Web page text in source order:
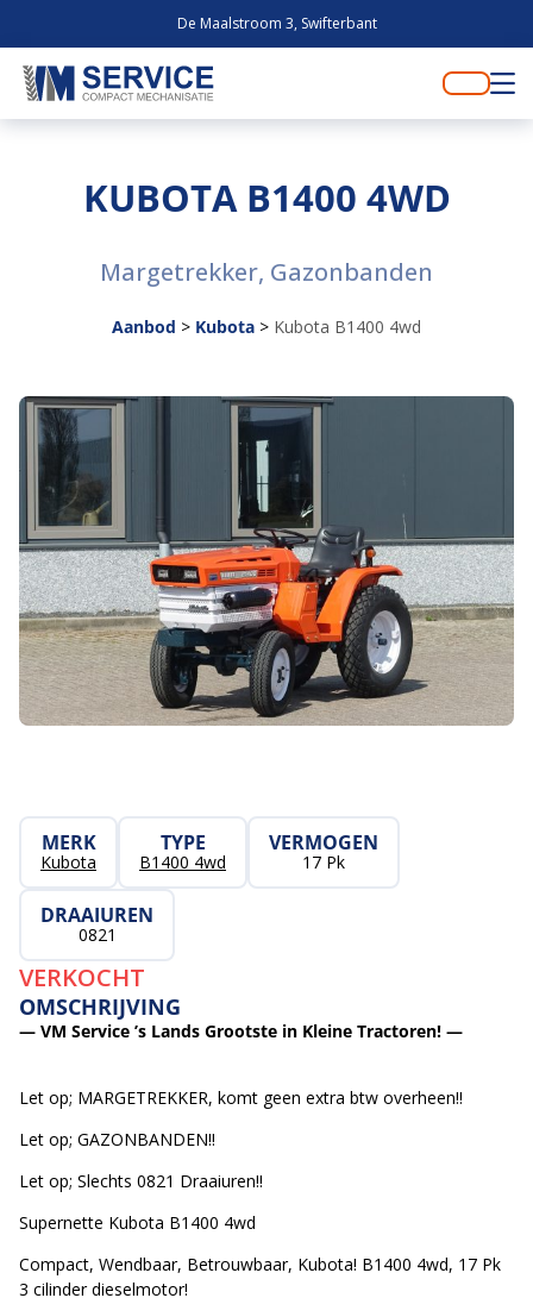
De Maalstroom 3, Swifterbant
KUBOTA B1400 4WD
Margetrekker, Gazonbanden
Aanbod > Kubota > Kubota B1400 4wd
MERK
Kubota
TYPE
B1400 4wd
VERMOGEN
17 Pk
DRAAIUREN
0821
VERKOCHT
OMSCHRIJVING
— VM Service ’s Lands Grootste in Kleine Tractoren! —
Let op; MARGETREKKER, komt geen extra btw overheen!!
Let op; GAZONBANDEN!!
Let op; Slechts 0821 Draaiuren!!
Supernette Kubota B1400 4wd
Compact, Wendbaar, Betrouwbaar, Kubota! B1400 4wd, 17 Pk
3 cilinder dieselmotor!